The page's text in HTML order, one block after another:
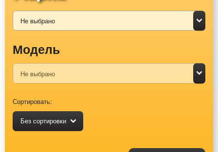
Модель
Сортировать:
Без сортировки